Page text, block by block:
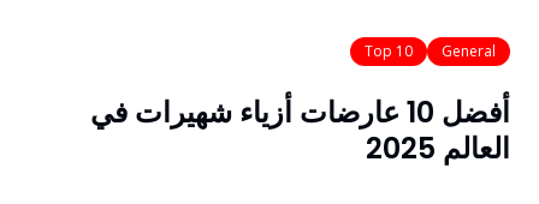
General
Top 10
أفضل 10 عارضات أزياء شهيرات في
العالم 2025